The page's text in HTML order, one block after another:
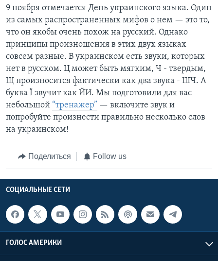
9 ноября отмечается День украинского языка. Один
из самых распространенных мифов о нем — это то,
что он якобы очень похож на русский. Однако
принципы произношения в этих двух языках
совсем разные. В украинском есть звуки, которых
нет в русском. Ц может быть мягким, Ч - твердым,
Щ произносится фактически как два звука - ШЧ. А
буква Ї звучит как ЙИ. Мы подготовили для вас
небольшой “тренажер” — включите звук и
попробуйте произнести правильно несколько слов
на украинском!
Поделиться Follow us
СОЦИАЛЬНЫЕ СЕТИ
ГОЛОС АМЕРИКИ